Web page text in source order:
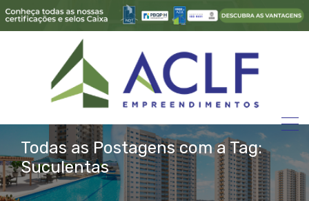
Todas as Postagens com a Tag:
Suculentas